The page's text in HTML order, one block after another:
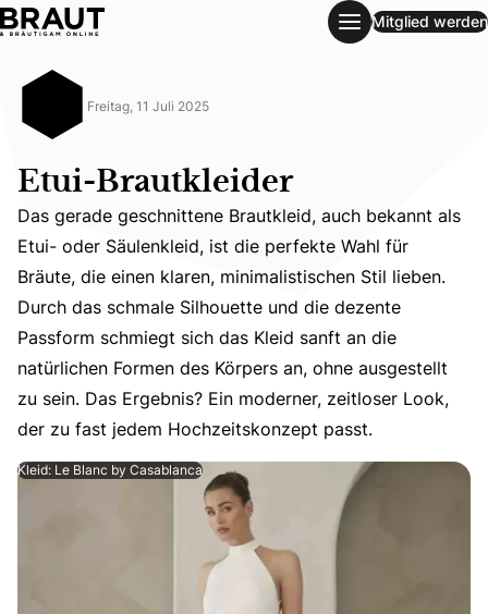
Mitglied werden
Freitag, 11 Juli 2025
Etui-Brautkleider
Das gerade geschnittene Brautkleid, auch bekannt als
Das gerade geschnittene Brautkleid, auch bekannt als
Etui- oder Säulenkleid, ist die perfekte Wahl für
Bräute, die einen klaren, minimalistischen Stil lieben.
Durch das schmale Silhouette und die dezente
Passform schmiegt sich das Kleid sanft an die
natürlichen Formen des Körpers an, ohne ausgestellt
zu sein. Das Ergebnis? Ein moderner, zeitloser Look,
der zu fast jedem Hochzeitskonzept passt.
Kleid: Le Blanc by Casablanca